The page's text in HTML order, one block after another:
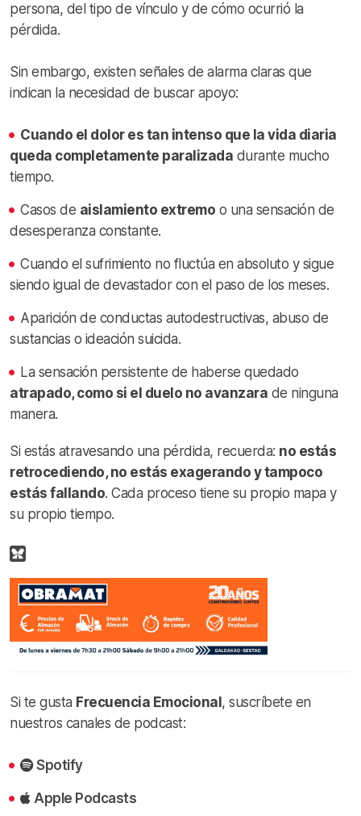
persona, del tipo de vínculo y de cómo ocurrió la
pérdida.
Sin embargo, existen señales de alarma claras que
indican la necesidad de buscar apoyo:
Cuando el dolor es tan intenso que la vida diaria
queda completamente paralizada durante mucho
tiempo.
Casos de aislamiento extremo o una sensación de
desesperanza constante.
Cuando el sufrimiento no fluctúa en absoluto y sigue
siendo igual de devastador con el paso de los meses.
Aparición de conductas autodestructivas, abuso de
sustancias o ideación suicida.
La sensación persistente de haberse quedado
atrapado, como si el duelo no avanzara de ninguna
manera.
Si estás atravesando una pérdida, recuerda: no estás
retrocediendo, no estás exagerando y tampoco
estás fallando. Cada proceso tiene su propio mapa y
su propio tiempo.
Si te gusta Frecuencia Emocional, suscríbete en
nuestros canales de podcast:
Spotify
Apple Podcasts